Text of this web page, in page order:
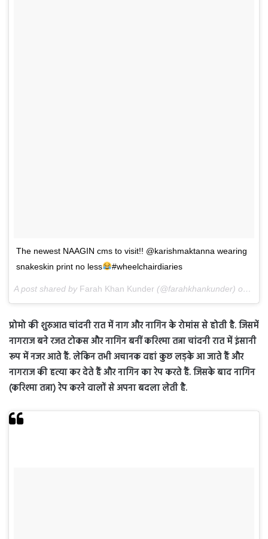
The newest NAAGIN cms to visit!! @karishmaktanna wearing
snakeskin print no less
#wheelchairdiaries
A post shared by Farah Khan Kunder (@farahkhankunder) on
प्रोमो की शुरुआत चांदनी रात में नाग और नागिन के रोमांस से होती है. जिसमें
नागराज बने रजत टोकस और नागिन बनीं करिश्मा तन्ना चांदनी रात में इंसानी
रूप में नजर आते हैं. लेकिन तभी अचानक वहां कुछ लड़के आ जाते हैं और
नागराज की हत्या कर देते हैं और नागिन का रेप करते हैं. जिसके बाद नागिन
(करिश्मा तन्ना) रेप करने वालों से अपना बदला लेती है.